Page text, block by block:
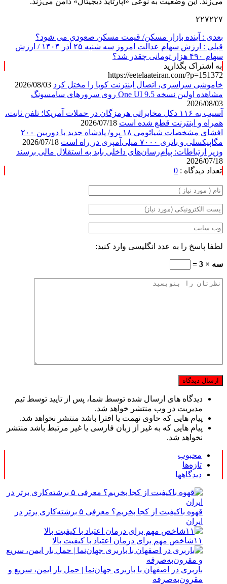
۲۲۷۲۲۷
بعدی : آینده بازار مسکن/ قیمت مسکن صعودی می شود؟
قبلی :
ارزش سهام عدالت امروز سه شنبه ۲۵ آذر ۱۴۰۴ / ارزش
سهام ۴۹۰ هزار تومانی چقدر شد؟
به اشتراک بگذارید
https://eetelaateiran.com/?p=151372
خاموشی سراسری، اتصال اینترنت کوبا را مختل کرد
مشاهده اولین نسخه One UI 9.5 روی سرورهای سامسونگ
2026/08/03
آسیب به ۱۱۶ دکل مخابراتی هرمزگان در حملات آمریکا؛ تلفن ثابت،
همراه و اینترنت ‌قطع شده است
افشای مشخصات شیائومی ۱۸ پرو/ پادشاه جدید با دوربین ۲۰۰
مگاپیکسلی و باتری ۷۰۰۰ میلی‌آمپری در راه است
وزیر ارتباطات: پیام‌رسان‌های داخلی باید به استقلال مالی برسند
2026/07/18
تعداد دیدگاه : 0
لطفا پاسخ را به عدد انگلیسی وارد کنید:
سه × 3 =
دیدگاه های ارسال شده توسط شما، پس از تایید توسط تیم
مدیریت در وب منتشر خواهد شد.
پیام هایی که حاوی تهمت یا افترا باشد منتشر نخواهد شد.
پیام هایی که به غیر از زبان فارسی یا غیر مرتبط باشد منتشر
نخواهد شد.
محبوب
تازه‌ها
دیدگاهها
قهوه باکیفیت از کجا بخریم؟ معرفی ۵ برشته‌کاری برتر در
ایران
۱۱شاخص مهم برای درمان اعتیاد با کیفیت بالا
باربری در اصفهان با باربری جهان‌نما | حمل بار ایمن، سریع و
مقرون‌به‌صرفه